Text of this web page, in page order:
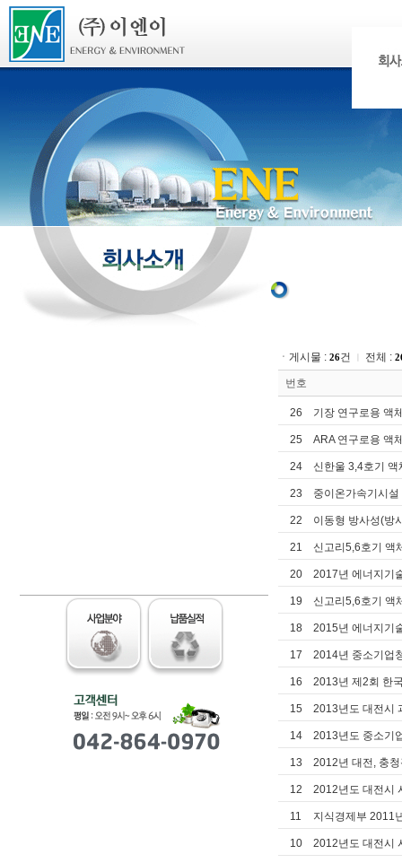
ㆍ게시물 : 26건 전체 :
번호
26 기장 연구로용 액
25 ARA 연구로용 액
24 신한울 3,4호기
23 중이온가속기시
22 이동형 방사성(방
21 신고리5,6호기 액
20 2017년 에너지기
19 신고리5,6호기 액
18 2015년 에너지기
17 2014년 중소기업
16 2013년 제2회 한
15 2013년도 대전시
14 2013년도 중소기
13 2012년 대전, 충
12 2012년도 대전시
11 지식경제부 2011
10 2012년도 대전시